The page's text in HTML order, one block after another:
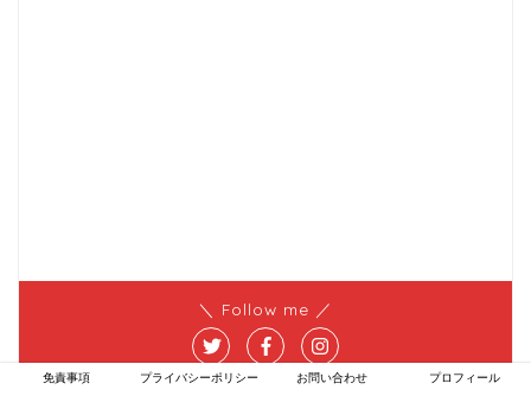
＼ Follow me ／
免責事項 プライバシーポリシー お問い合わせ プロフィール